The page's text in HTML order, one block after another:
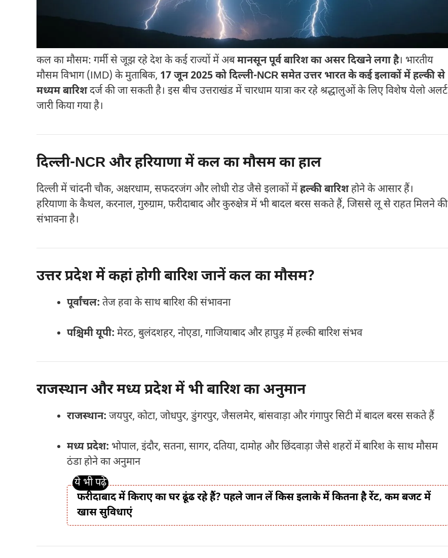
कल का मौसम: गर्मी से जूझ रहे देश के कई राज्यों में अबमानसून पूर्व बारिश का असर दिखने लगा है। भारतीय
मौसम विभाग (IMD) के मुताबिक, 17 जून 2025 को दिल्ली-NCR समेत उत्तर भारत के कई इलाकों में हल्की से
मध्यम बारिशदर्ज की जा सकती है। इस बीच उत्तराखंड में चारधाम यात्रा कर रहे श्रद्धालुओं के लिए विशेष येलो अलर्ट
जारी किया गया है।
दिल्ली-NCR और हरियाणा में कल का मौसम का हाल
दिल्ली में चांदनी चौक, अक्षरधाम, सफदरजंग और लोधी रोड जैसे इलाकों मेंहल्की बारिशहोने के आसार हैं।
हरियाणा के कैथल, करनाल, गुरुग्राम, फरीदाबाद और कुरुक्षेत्र में भी बादल बरस सकते हैं, जिससे लू से राहत मिलने की
संभावना है।
उत्तर प्रदेश में कहां होगी बारिश जानें कल का मौसम?
पूर्वांचल: तेज हवा के साथ बारिश की संभावना
पश्चिमी यूपी: मेरठ, बुलंदशहर, नोएडा, गाजियाबाद और हापुड़ में हल्की बारिश संभव
राजस्थान और मध्य प्रदेश में भी बारिश का अनुमान
राजस्थान: जयपुर, कोटा, जोधपुर, डुंगरपुर, जैसलमेर, बांसवाड़ा और गंगापुर सिटी में बादल बरस सकते हैं
मध्य प्रदेश: भोपाल, इंदौर, सतना, सागर, दतिया, दामोह और छिंदवाड़ा जैसे शहरों में बारिश के साथ मौसम
ठंडा होने का अनुमान
फरीदाबाद में किराए का घर ढूंढ रहे हैं? पहले जान लें किस इलाके में कितना है रेंट, कम बजट में
खास सुविधाएं